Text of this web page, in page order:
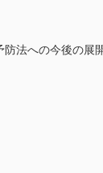
防法への今後の